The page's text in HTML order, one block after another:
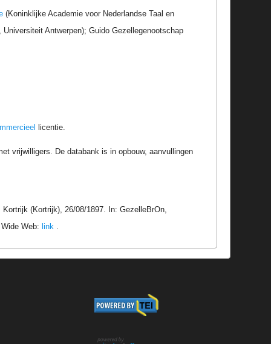
(Koninklijke Academie voor Nederlandse Taal en
Universiteit Antwerpen); Guido Gezellegenootschap
licentie.
vrijwilligers. De databank is in opbouw, aanvullingen
(Kortrijk), 26/08/1897. In: GezelleBrOn,
Wide Web:link